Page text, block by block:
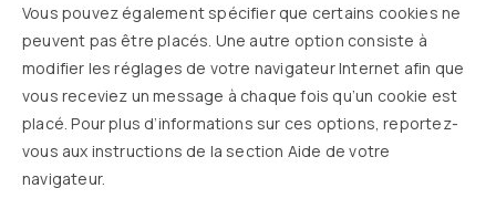
Vous pouvez également spécifier que certains cookies ne
peuvent pas être placés. Une autre option consiste à
modifier les réglages de votre navigateur Internet afin que
vous receviez un message à chaque fois qu’un cookie est
placé. Pour plus d’informations sur ces options, reportez-
vous aux instructions de la section Aide de votre
navigateur.